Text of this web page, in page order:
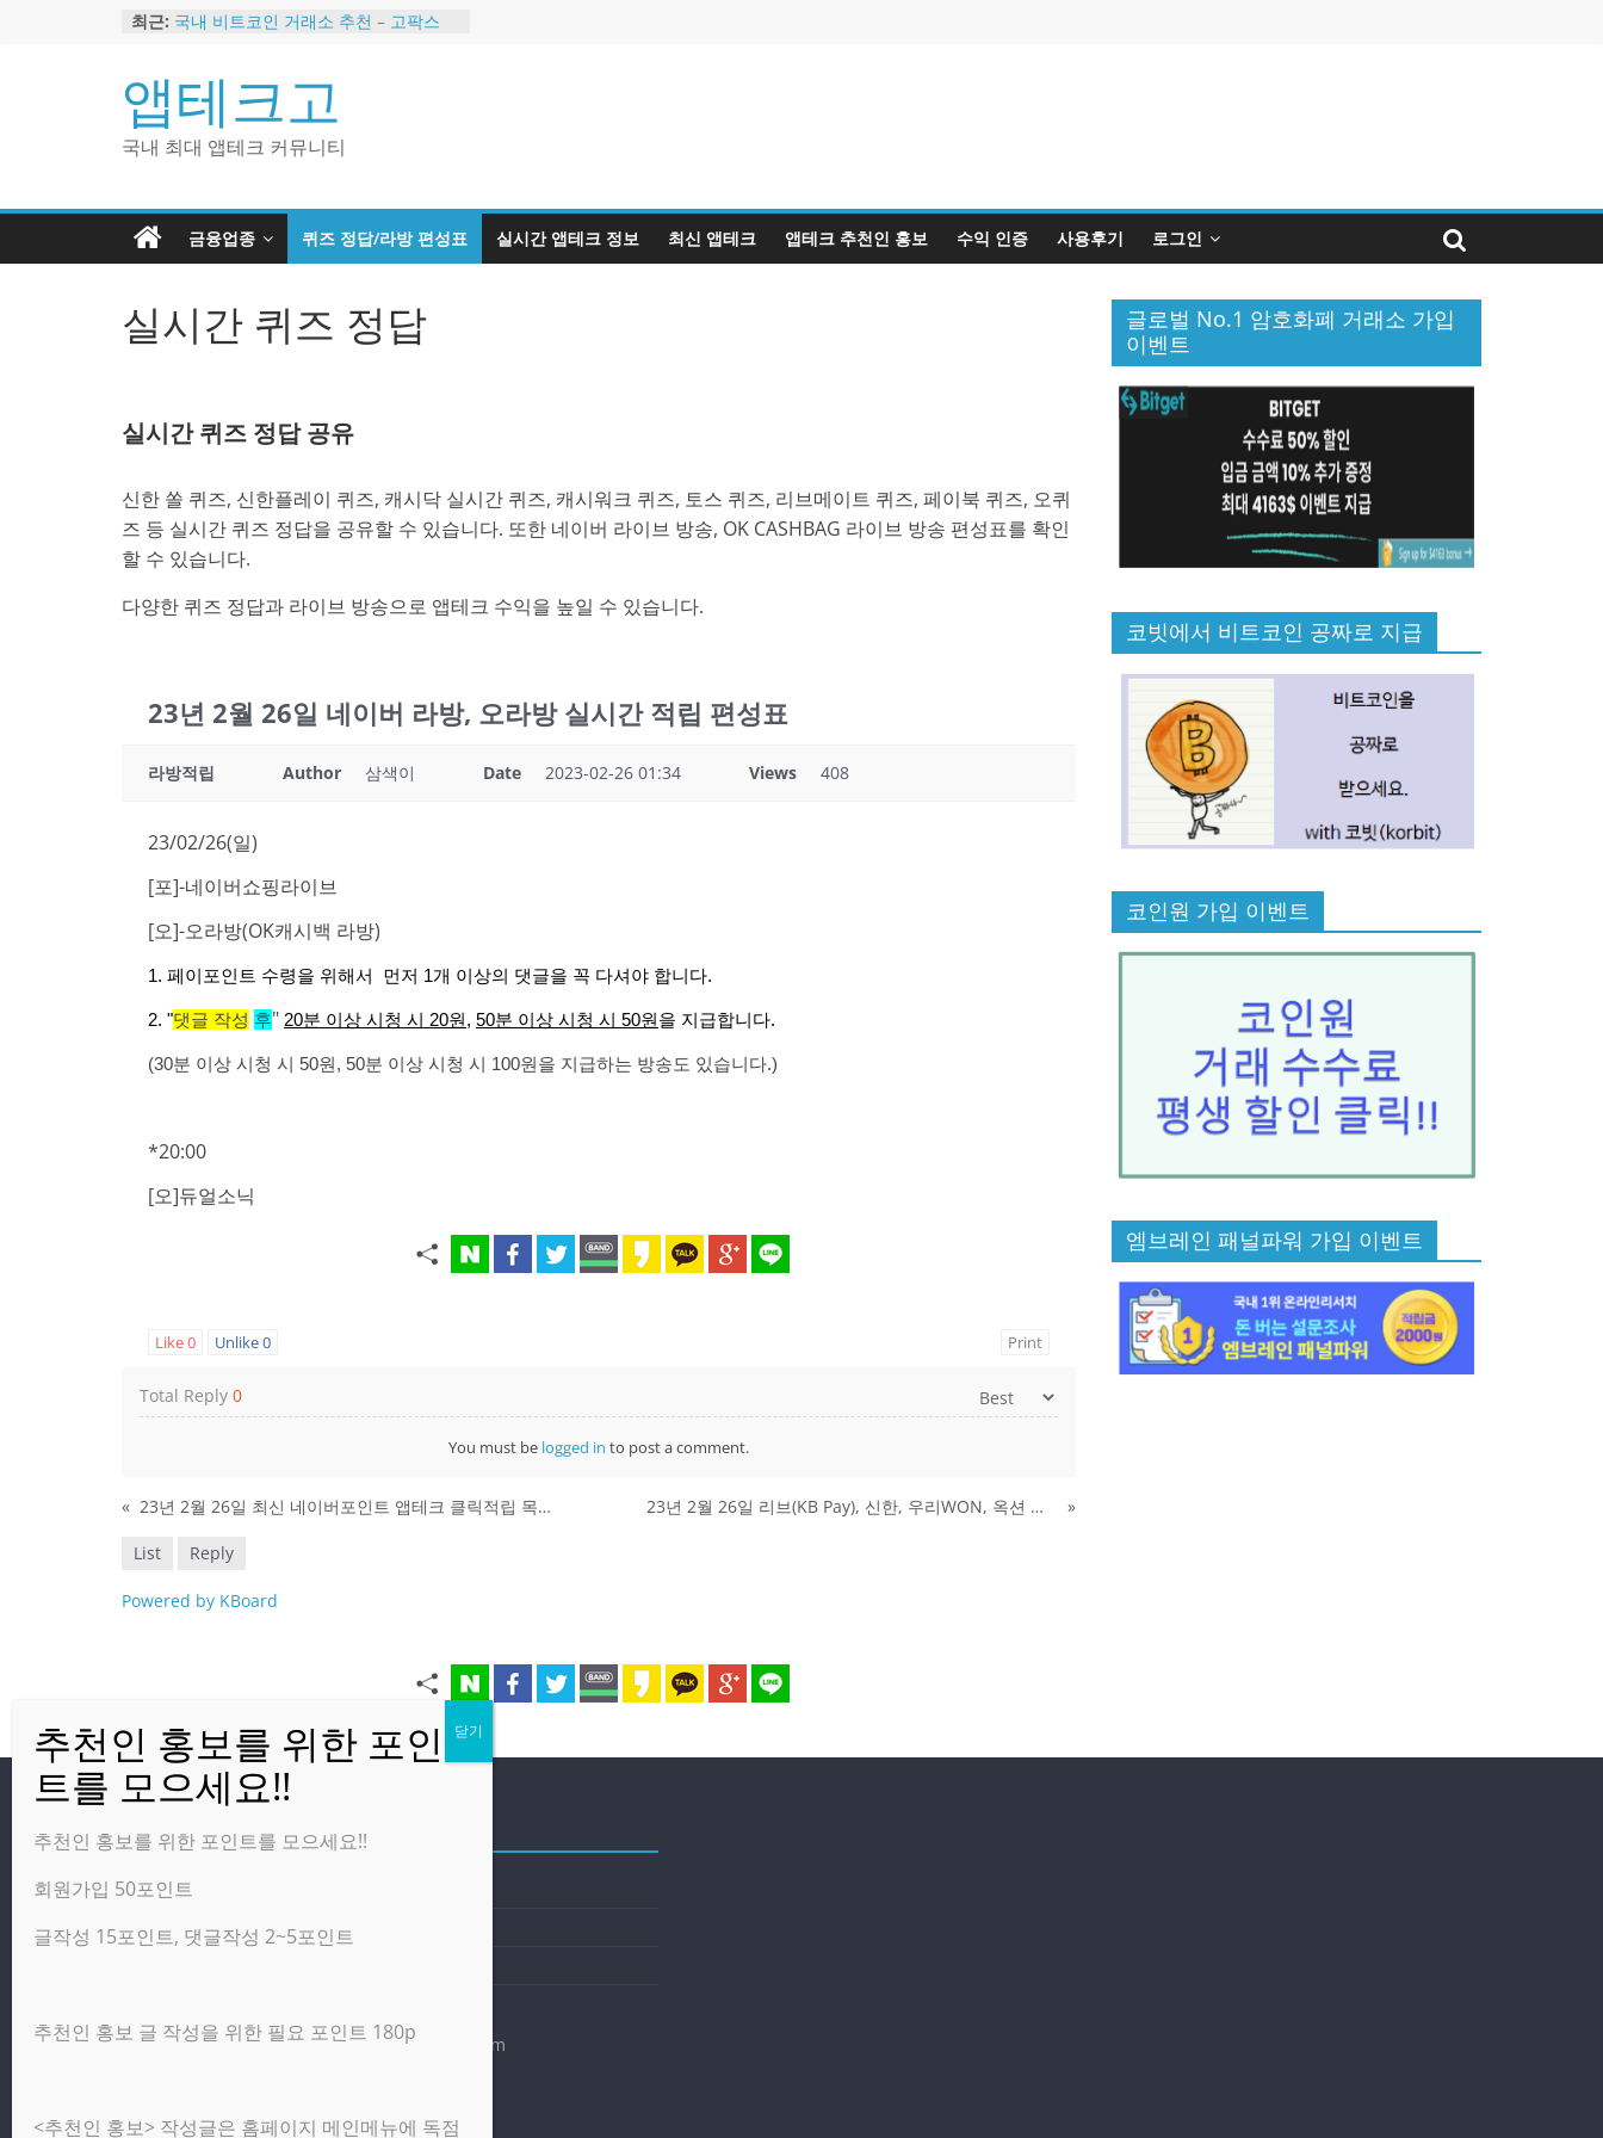
최근: 국내 비트코인 거래소 추천 – 고팍스
2024 강력히 추천하는 은행 멤버십 현
금 앱테크
해외 코인 거래소 추천 순위 BEST 2
현금 지급하는 국내 코인 거래소 추천
앱테크고
국내 최대 앱테크 커뮤니티
금융업종 퀴즈 정답/라방 편성표 실시간 앱테크 정보 최신 앱테크 앱테크 추천인 홍보 수익 인증 사용후기 로그인
실시간 퀴즈 정답
실시간 퀴즈 정답 공유
신한 쏠 퀴즈, 신한플레이 퀴즈, 캐시닥 실시간 퀴즈, 캐시워크 퀴즈, 토스 퀴즈, 리브메이트 퀴즈, 페이북 퀴즈, 오퀴
즈 등 실시간 퀴즈 정답을 공유할 수 있습니다. 또한 네이버 라이브 방송, OK CASHBAG 라이브 방송 편성표를 확인
할 수 있습니다.
다양한 퀴즈 정답과 라이브 방송으로 앱테크 수익을 높일 수 있습니다.
23년 2월 26일 네이버 라방, 오라방 실시간 적립 편성표
라방적립 Author 삼색이 Date 2023-02-26 01:34 Views 408
23/02/26(일)
[포]-네이버쇼핑라이브
[오]-오라방(OK캐시백 라방)
1. 페이포인트 수령을 위해서 먼저 1개 이상의 댓글을 꼭 다셔야 합니다.
2. "댓글 작성 후" 20분 이상 시청 시 20원, 50분 이상 시청 시 50원을 지급합니다.
(30분 이상 시청 시 50원, 50분 이상 시청 시 100원을 지급하는 방송도 있습니다.)
*20:00
[오]듀얼소닉
Like0 Unlike0 Print
Total Reply 0
You must be logged in to post a comment.
« 23년 2월 26일 최신 네이버포인트 앱테크 클릭적립 목록 23년 2월 26일 리브(KB Pay), 신한, 우리WON, 옥션 퀴즈 정답 모음 »
List Reply
Powered by KBoard
글로벌 No.1 암호화폐 거래소 가입
이벤트
코빗에서 비트코인 공짜로 지급
코인원 가입 이벤트
엠브레인 패널파워 가입 이벤트
방문자
온라인 방문자:
오늘의 조회수:5,802
광고 제휴 홍보 일반 문의 : apptechgo@naver.com
추천인 홍보를 위한 포인트를 모으세요!!
회원가입 50포인트
글작성 15포인트, 댓글작성 2~5포인트
추천인 홍보 글 작성을 위한 필요 포인트 180p
<추천인 홍보> 작성글은 홈페이지 메인메뉴에 독점